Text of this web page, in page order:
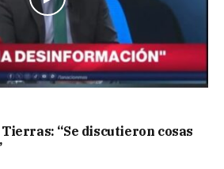
“Se discutieron cosas